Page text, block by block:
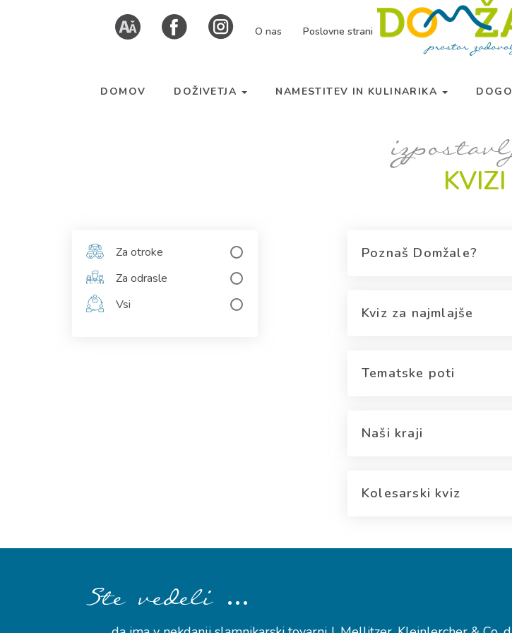
Skoči
Kazalo
strani
O nas Poslovne strani
DOMOV DOŽIVETJA NAMESTITEV IN KULINARIKA
KVIZI
Za otroke
Za odrasle
Vsi
Poznaš Domžale?
Kviz za najmlajše
Tematske poti
Naši kraji
Kolesarski kviz
Ste vedeli …